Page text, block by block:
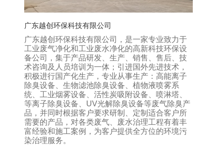
广东越创环保科技有限公司
广东越创环保科技有限公司，是一家专业致力于
工业废气净化和工业废水净化的高新科技环保设
备公司，集于产品研发、生产、销售、售后、技
术咨询及人员培训为一体；引进国外先进技术，
积极进行国产化生产，专业从事生产：高能离子
除臭设备、生物滤池除臭设备、植物液喷雾系
统、工业烟雾设备、活性炭吸附设备、喷淋塔、
等离子除臭设备、UV光解除臭设备等废气除臭产
品，并同时根据客户要求研制、定制适合客户所
需要的产品，对各类废气、废水治理工程有着丰
富经验和施工案例，为客户提供全方位的环境污
染治理服务。